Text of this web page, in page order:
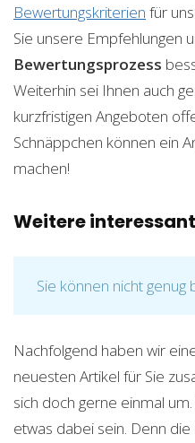
Bewertungskriterien für
Sie unsere Empfehlungen
Bewertungsprozess
Weiterhin sei Ihnen auch
kurzfristigen Angeboten
Schnäppchen können ein
machen!
Weitere
Sie können nicht genug
Nachfolgend haben wir
neuesten Artikel für Sie
sich doch gerne einmal
etwas dabei sein. Denn